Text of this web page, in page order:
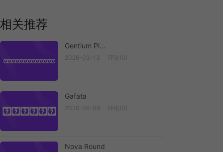
相关推荐
Gentium Pl...
Gentium Pl...
2026-03-13 评论(0)
Gafata
Gafata
2026-06-09 评论(0)
Nova Round